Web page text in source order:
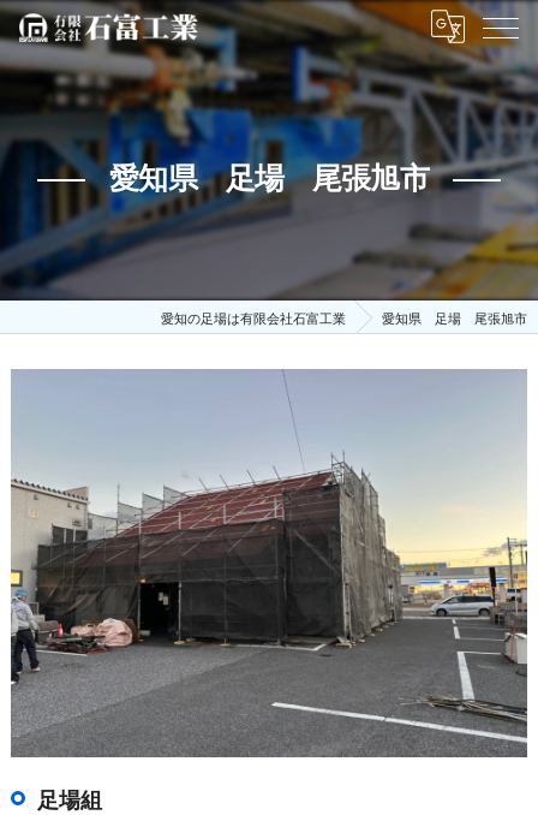
愛知県 足場 尾張旭市
愛知の足場は有限会社石富工業 愛知県 足場 尾張旭市
足場組